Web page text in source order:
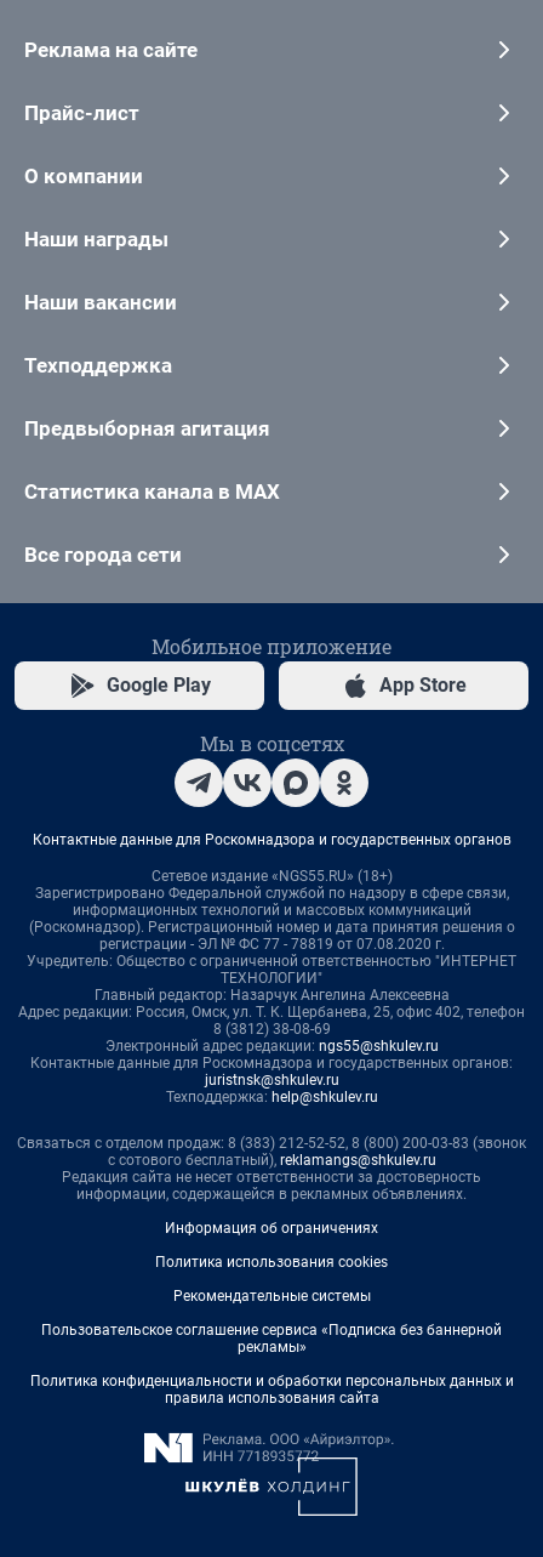
Реклама на сайте
Прайс-лист
О компании
Наши награды
Наши вакансии
Техподдержка
Предвыборная агитация
Статистика канала в MAX
Все города сети
Мобильное приложение
Google Play App Store
Мы в соцсетях
Контактные данные для Роскомнадзора и государственных органов
Сетевое издание «NGS55.RU» (18+)
Зарегистрировано Федеральной службой по надзору в сфере связи,
информационных технологий и массовых коммуникаций
(Роскомнадзор). Регистрационный номер и дата принятия решения о
регистрации - ЭЛ № ФС 77 - 78819 от 07.08.2020 г.
Учредитель: Общество с ограниченной ответственностью "ИНТЕРНЕТ
ТЕХНОЛОГИИ"
Главный редактор: Назарчук Ангелина Алексеевна
Адрес редакции: Россия, Омск, ул. Т. К. Щербанева, 25, офис 402, телефон
8 (3812) 38-08-69
Электронный адрес редакции: ngs55@shkulev.ru
Контактные данные для Роскомнадзора и государственных органов:
juristnsk@shkulev.ru
Техподдержка: help@shkulev.ru
Связаться с отделом продаж: 8 (383) 212-52-52, 8 (800) 200-03-83 (звонок
с сотового бесплатный), reklamangs@shkulev.ru
Редакция сайта не несет ответственности за достоверность
информации, содержащейся в рекламных объявлениях.
Информация об ограничениях
Политика использования cookies
Рекомендательные системы
Пользовательское соглашение сервиса «Подписка без баннерной
рекламы»
Политика конфиденциальности и обработки персональных данных и
правила использования сайта